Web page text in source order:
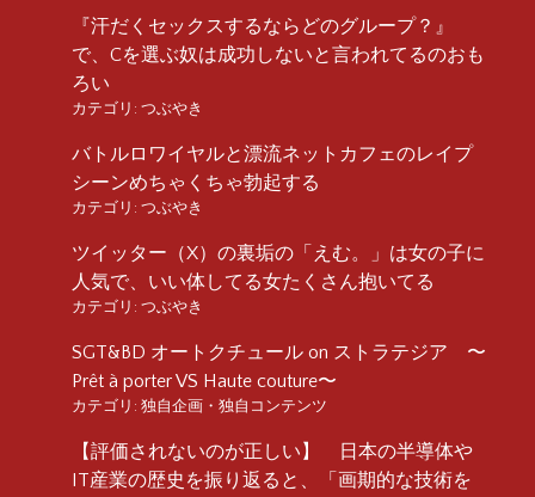
『汗だくセックスするならどのグループ？』
で、Cを選ぶ奴は成功しないと言われてるのおも
ろい
カテゴリ: つぶやき
バトルロワイヤルと漂流ネットカフェのレイプ
シーンめちゃくちゃ勃起する
カテゴリ: つぶやき
ツイッター（X）の裏垢の「えむ。」は女の子に
人気で、いい体してる女たくさん抱いてる
カテゴリ: つぶやき
SGT&BD オートクチュール on ストラテジア 〜
Prêt à porter VS Haute couture〜
カテゴリ: 独自企画・独自コンテンツ
【評価されないのが正しい】 日本の半導体や
IT産業の歴史を振り返ると、「画期的な技術を